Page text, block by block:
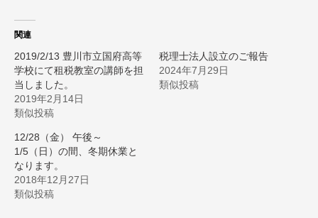
関連
2019/2/13 豊川市立国府高等
学校にて租税教室の講師を担
当しました。
2019年2月14日
類似投稿
税理士法人設立のご報告
2024年7月29日
類似投稿
12/28（金） 午後～
1/5（日）の間、冬期休業と
なります。
2018年12月27日
類似投稿